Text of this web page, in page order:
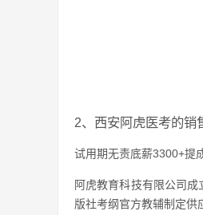
2、西安阿虎医考的销
试用期无责底薪3300+提
阿虎教育科技有限公司
版社考纲官方教辅制定供